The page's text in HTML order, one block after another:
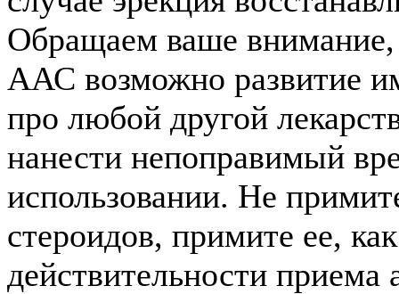
Обращаем ваше
ААС возможно развитие
про любой другой
нанести непоправимый
использовании. Не
стероидов, примите ее,
действительности приема